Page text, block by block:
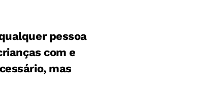
pessoa
com e
mas